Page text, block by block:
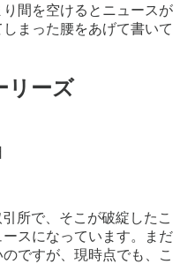
間を空けるとニュースが
まった腰をあげて書いて
リーズ
所で、そこが破綻したこ
スになっています。まだ
ですが、現時点でも、こ